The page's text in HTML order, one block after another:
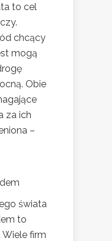
to cel
chcący
mogą
Obie
za ich
–
świata
to
Wiele firm